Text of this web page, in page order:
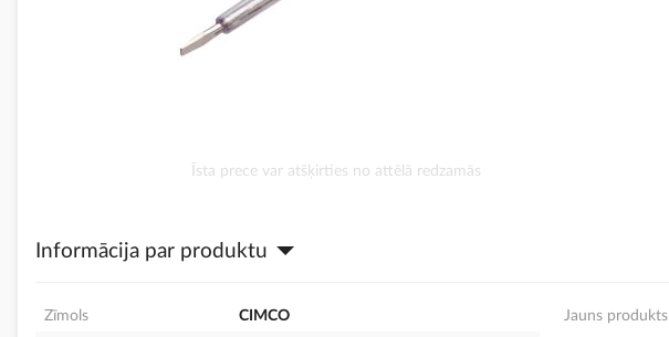
Īsta prece var atšķirties no attēlā redzamās
Informācija par produktu
Zīmols
CIMCO
Jauns produkts